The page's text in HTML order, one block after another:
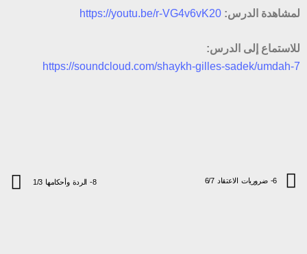
لمشاهدة الدرس: https://youtu.be/r-VG4v6vK20
للاستماع إلى الدرس:
https://soundcloud.com/shaykh-gilles-sadek/umdah-7
6- ضروريات الاعتقاد 6/7 8- الردة وأحكامها 1/3